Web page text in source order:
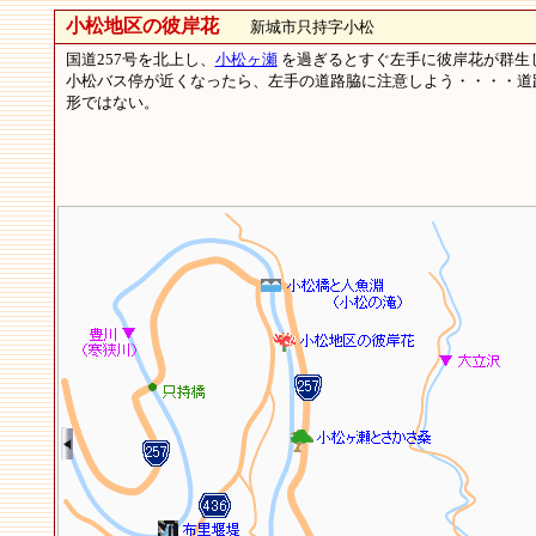
小松地区の彼岸花新城市只持字小松
国道257号を北上し、 小松ヶ瀬を過ぎるとすぐ左手に彼岸花が群生
小松バス停が近くなったら、左手の道路脇に注意しよう・・・・
形ではない。